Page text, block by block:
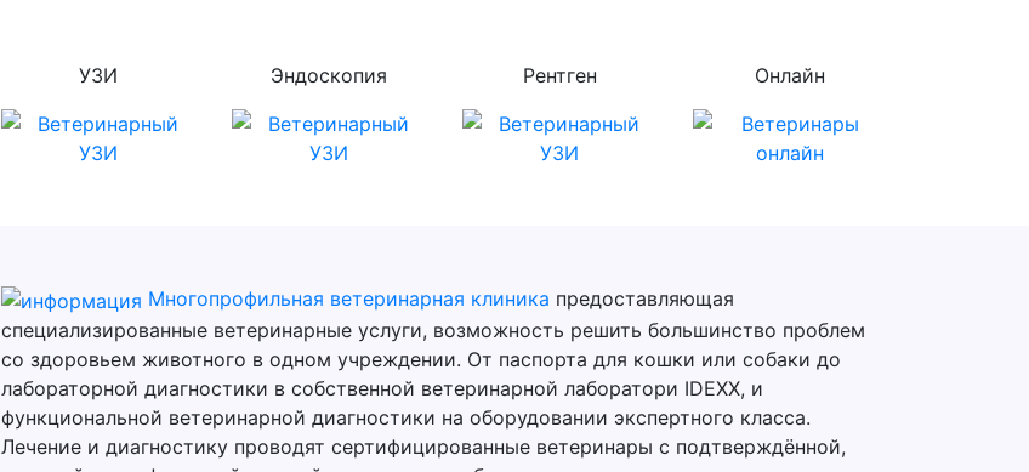
УЗИ Эндоскопия Рентген Онлайн
Многопрофильная ветеринарная клиника предоставляющая
специализированные ветеринарные услуги, возможность решить большинство проблем
со здоровьем животного в одном учреждении. От паспорта для кошки или собаки до
лабораторной диагностики в собственной ветеринарной лаборатори IDEXX, и
функциональной ветеринарной диагностики на оборудовании экспертного класса.
Лечение и диагностику проводят сертифицированные ветеринары с подтверждённой,